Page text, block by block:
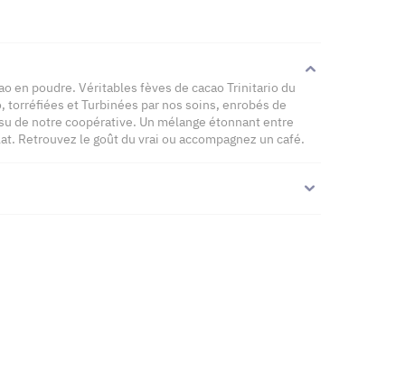
en poudre. Véritables fèves de cacao Trinitario du
et Turbinées par nos soins, enrobés de
de notre coopérative. Un mélange étonnant entre
Retrouvez le goût du vrai ou accompagnez un café.